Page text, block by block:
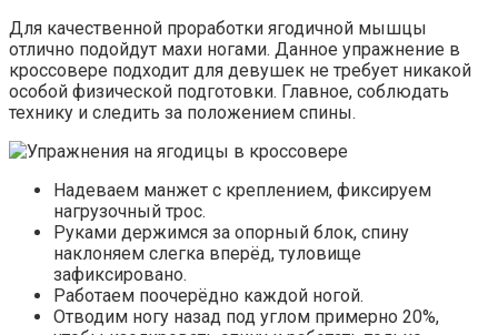
Для качественной проработки ягодичной мышцы
отлично подойдут махи ногами. Данное упражнение в
кроссовере подходит для девушек не требует никакой
особой физической подготовки. Главное, соблюдать
технику и следить за положением спины.
Надеваем манжет с креплением, фиксируем
нагрузочный трос.
Руками держимся за опорный блок, спину
наклоняем слегка вперёд, туловище
зафиксировано.
Работаем поочерёдно каждой ногой.
Отводим ногу назад под углом примерно 20%,